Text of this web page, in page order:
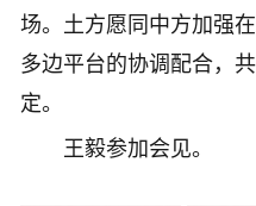
场。土方愿同中方加强
多边平台的协调配合，
定。
王毅参加会见。